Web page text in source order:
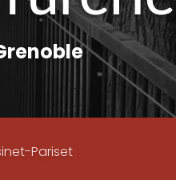
Pariset